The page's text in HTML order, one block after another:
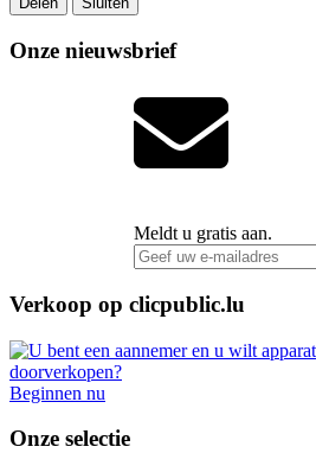
Onze nieuwsbrief
Meldt u gratis aan.
Verkoop op clicpublic.lu
Beginnen nu
Onze selectie